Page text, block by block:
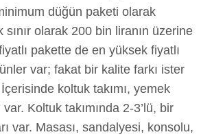
düğün paketi olarak
olarak 200 bin liranın üzerine
pakette de en yüksek fiyatlı
var; fakat bir kalite farkı ister
koltuk takımı, yemek
Koltuk takımında 2-3’lü, bir
var. Masası, sandalyesi, konsolu,